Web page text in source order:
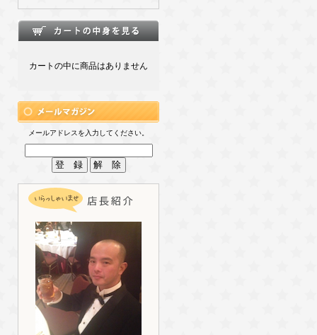
カートの中に商品はありません
メールアドレスを入力してください。